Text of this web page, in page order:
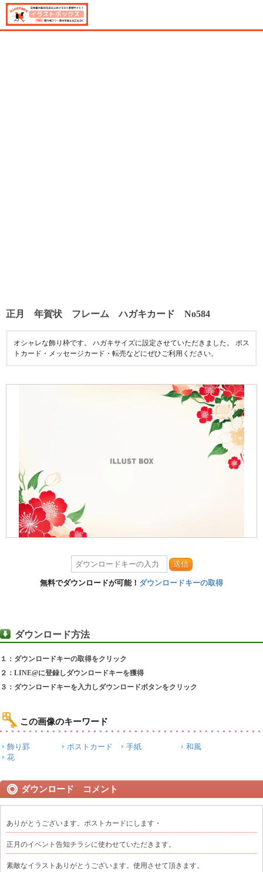
正月 年賀状 フレーム ハガキカード No584
オシャレな飾り枠です。 ハガキサイズに設定させていただきました。 ポス
トカード・メッセージカード・転売などにぜひご利用ください。
送信
無料でダウンロードが可能！ ダウンロードキーの取得
ダウンロード方法
１：ダウンロードキーの取得をクリック
２：LINE@に登録しダウンロードキーを獲得
３：ダウンロードキーを入力しダウンロードボタンをクリック
この画像のキーワード
飾り罫 ポストカード 手紙
和風
花
ダウンロード コメント
ありがとうございます。ポストカードにします・
正月のイベント告知チラシに使わせていただきます。
素敵なイラストありがとうございます。使用させて頂きます。